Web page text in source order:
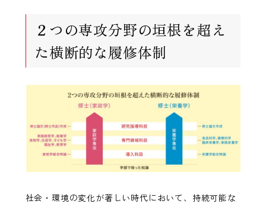
２つの専攻分野の垣根を超え
た横断的な履修体制
社会・環境の変化が著しい時代において、持続可能な